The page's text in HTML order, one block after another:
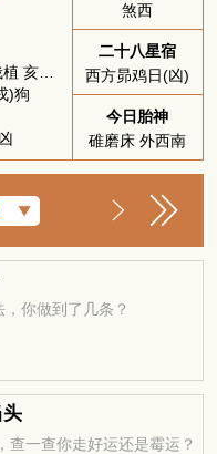
彭祖百忌：乙不栽植 亥不嫁娶
)狗
煞西
二十八星宿
西方昴鸡日(凶)
今日胎神
碓磨床 外西南
你做到了几条？
查一查你走好运还是霉运？